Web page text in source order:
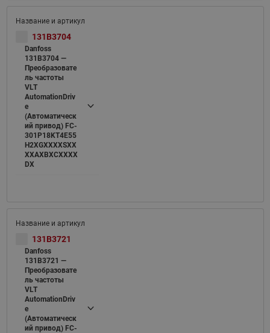
131B3704
Danfoss
131B3704 —
Преобразовате
ль частоты
VLT
AutomationDriv
e
(Автоматическ
ий привод) FC-
301P18KT4E55
H2XGXXXXSXX
XXAXBXCXXXX
DX
131B3721
Danfoss
131B3721 —
Преобразовате
ль частоты
VLT
AutomationDriv
e
(Автоматическ
ий привод) FC-